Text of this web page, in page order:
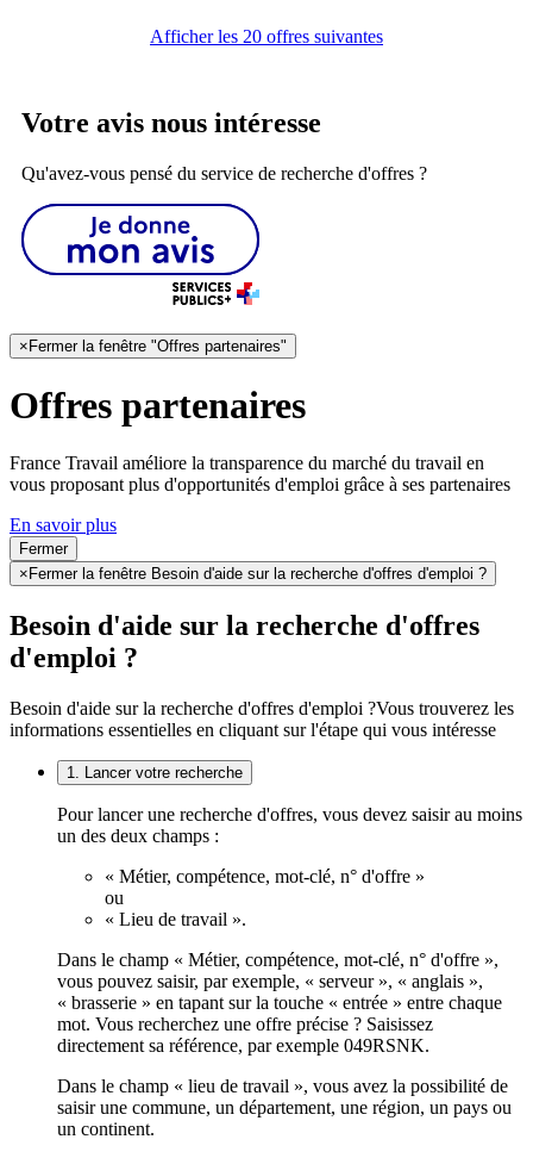
Afficher les 20 offres suivantes
Votre avis nous intéresse
Qu'avez-vous pensé du service de recherche d'offres ?
×Fermer la fenêtre "Offres partenaires"
Offres partenaires
France Travail améliore la transparence du marché du travail en
vous proposant plus d'opportunités d'emploi grâce à ses partenaires
En savoir plus
Fermer
× Fermer la fenêtre Besoin d'aide sur la recherche d'offres d'emploi ?
Besoin d'aide sur la recherche d'offres
d'emploi ?
Besoin d'aide sur la recherche d'offres d'emploi ?Vous trouverez les
informations essentielles en cliquant sur l'étape qui vous intéresse
1. Lancer votre recherche
Pour lancer une recherche d'offres, vous devez saisir au moins
un des deux champs :
« Métier, compétence, mot-clé, n° d'offre »
ou
« Lieu de travail ».
Dans le champ « Métier, compétence, mot-clé, n° d'offre »,
vous pouvez saisir, par exemple, « serveur », « anglais »,
« brasserie » en tapant sur la touche « entrée » entre chaque
mot. Vous recherchez une offre précise ? Saisissez
directement sa référence, par exemple 049RSNK.
Dans le champ « lieu de travail », vous avez la possibilité de
saisir une commune, un département, une région, un pays ou
un continent.